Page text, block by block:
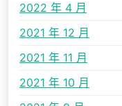
2022 年 4 月
2021 年 12 月
2021 年 11 月
2021 年 10 月